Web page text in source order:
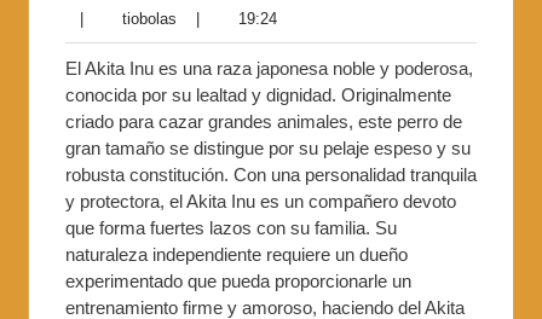
tiobolas 19:24
El Akita Inu es una raza japonesa noble y poderosa,
conocida por su lealtad y dignidad. Originalmente
criado para cazar grandes animales, este perro de
gran tamaño se distingue por su pelaje espeso y su
robusta constitución. Con una personalidad tranquila
y protectora, el Akita Inu es un compañero devoto
que forma fuertes lazos con su familia. Su
naturaleza independiente requiere un dueño
experimentado que pueda proporcionarle un
entrenamiento firme y amoroso, haciendo del Akita